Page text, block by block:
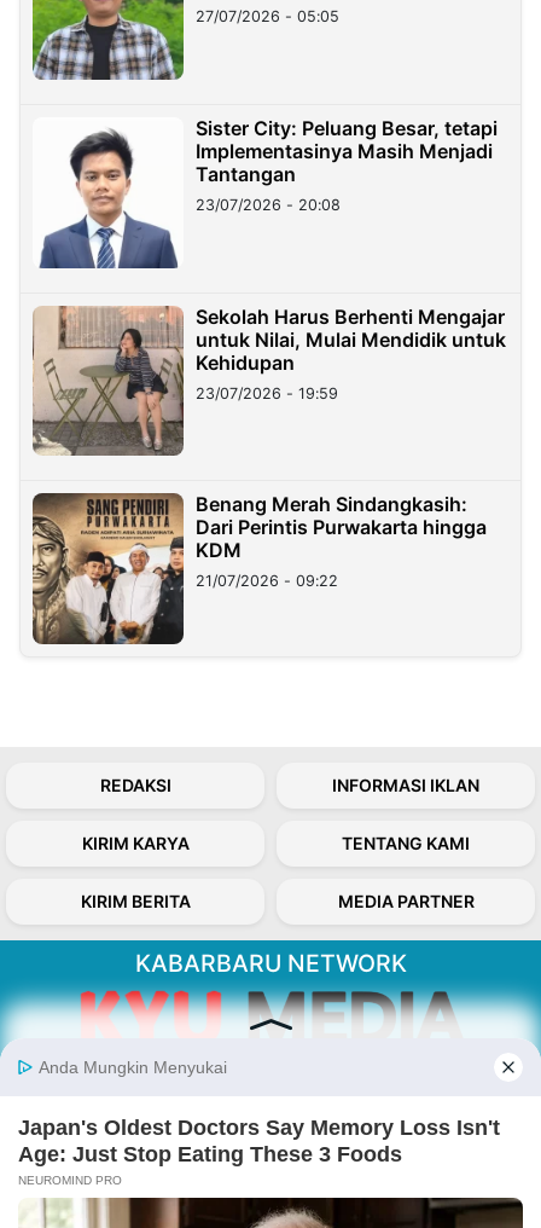
27/07/2026 - 05:05
Sister City: Peluang Besar, tetapi
Implementasinya Masih Menjadi
Tantangan
23/07/2026 - 20:08
Sekolah Harus Berhenti Mengajar
untuk Nilai, Mulai Mendidik untuk
Kehidupan
23/07/2026 - 19:59
Benang Merah Sindangkasih:
Dari Perintis Purwakarta hingga
KDM
21/07/2026 - 09:22
REDAKSI INFORMASI IKLAN
KIRIM KARYA TENTANG KAMI
KIRIM BERITA MEDIA PARTNER
KABARBARU NETWORK
Kabarbaru.co menyajikan berita aktual dan
inspiratif dari sudut pandang berbaik sangka